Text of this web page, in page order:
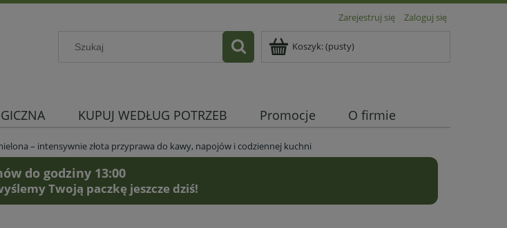
Zarejestruj się Zaloguj się
Koszyk:(pusty)
KUPUJ WEDŁUG POTRZEB Promocje O firmie
– intensywnie złota przyprawa do kawy, napojów i codziennej kuchni
do godziny 13:00
Twoją paczkę jeszcze dziś!